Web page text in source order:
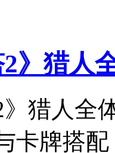
2》猎人
》猎人
卡牌搭